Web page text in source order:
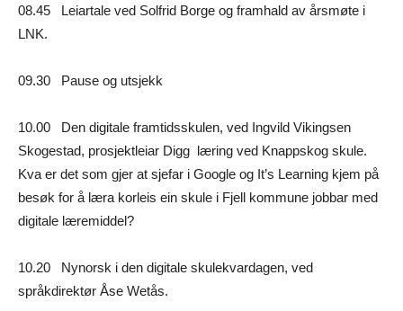
08.45 Leiartale ved Solfrid Borge og framhald av årsmøte i
LNK.
09.30 Pause og utsjekk
10.00 Den digitale framtidsskulen, ved Ingvild Vikingsen
Skogestad, prosjektleiar Digg læring ved Knappskog skule.
Kva er det som gjer at sjefar i Google og It’s Learning kjem på
besøk for å læra korleis ein skule i Fjell kommune jobbar med
digitale læremiddel?
10.20 Nynorsk i den digitale skulekvardagen, ved
språkdirektør Åse Wetås.